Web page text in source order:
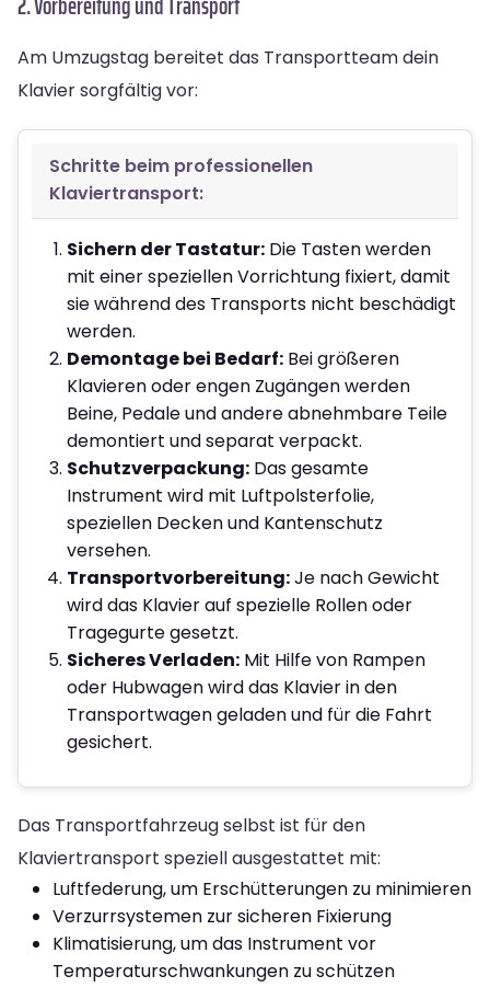
Am Umzugstag bereitet das Transportteam dein
Klavier sorgfältig vor:
Schritte beim professionellen
Klaviertransport:
Sichern der Tastatur: Die Tasten werden
mit einer speziellen Vorrichtung fixiert, damit
sie während des Transports nicht beschädigt
werden.
Demontage bei Bedarf: Bei größeren
Klavieren oder engen Zugängen werden
Beine, Pedale und andere abnehmbare Teile
demontiert und separat verpackt.
Schutzverpackung: Das gesamte
Instrument wird mit Luftpolsterfolie,
speziellen Decken und Kantenschutz
versehen.
Transportvorbereitung:Je nach Gewicht
wird das Klavier auf spezielle Rollen oder
Tragegurte gesetzt.
Sicheres Verladen: Mit Hilfe von Rampen
oder Hubwagen wird das Klavier in den
Transportwagen geladen und für die Fahrt
gesichert.
Das Transportfahrzeug selbst ist für den
Klaviertransport speziell ausgestattet mit:
Luftfederung, um Erschütterungen zu minimieren
Verzurrsystemen zur sicheren Fixierung
Klimatisierung, um das Instrument vor
Temperaturschwankungen zu schützen